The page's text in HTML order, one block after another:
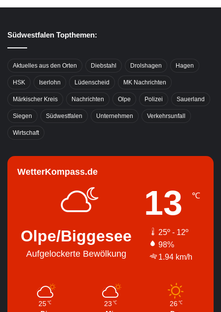
Südwestfalen Topthemen:
Aktuelles aus den Orten Diebstahl Drolshagen Hagen
HSK Iserlohn Lüdenscheid MK Nachrichten
Märkischer Kreis Nachrichten Olpe Polizei Sauerland
Siegen Südwestfalen Unternehmen Verkehrsunfall
Wirtschaft
WetterKompass.de
Olpe/Biggesee
Aufgelockerte Bewölkung
13 ℃
25º - 12º
98%
1.94 km/h
25 ℃ 23 ℃ 26 ℃